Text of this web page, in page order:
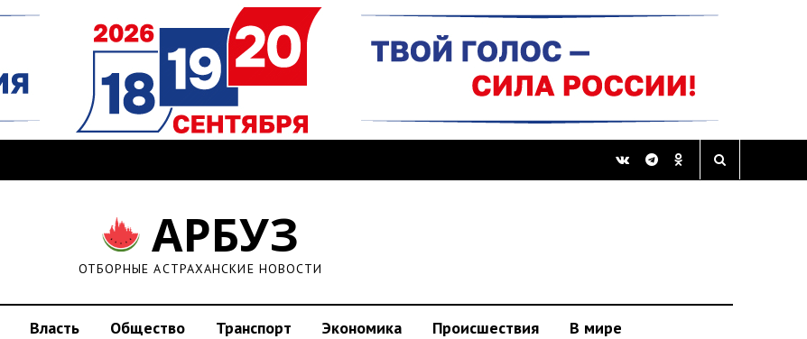
АРБУЗ
ОТБОРНЫЕ АСТРАХАНСКИЕ НОВОСТИ
Власть Общество Транспорт Экономика Происшествия В мире